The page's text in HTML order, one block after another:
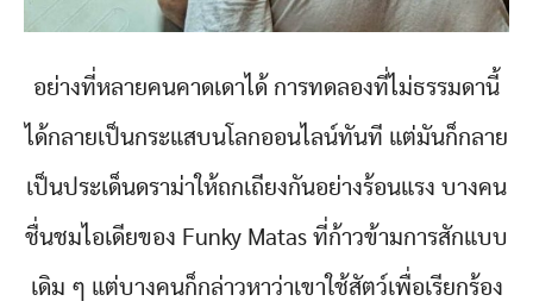
อย่างที่หลายคนคาดเดาได้ การทดลองที่ไม่ธรรมดานี้
ได้กลายเป็นกระแสบนโลกออนไลน์ทันที แต่มันก็กลาย
เป็นประเด็นดราม่าให้ถกเถียงกันอย่างร้อนแรง บางคน
ชื่นชมไอเดียของ Funky Matas ที่ก้าวข้ามการสักแบบ
เดิม ๆ แต่บางคนก็กล่าวหาว่าเขาใช้สัตว์เพื่อเรียกร้อง